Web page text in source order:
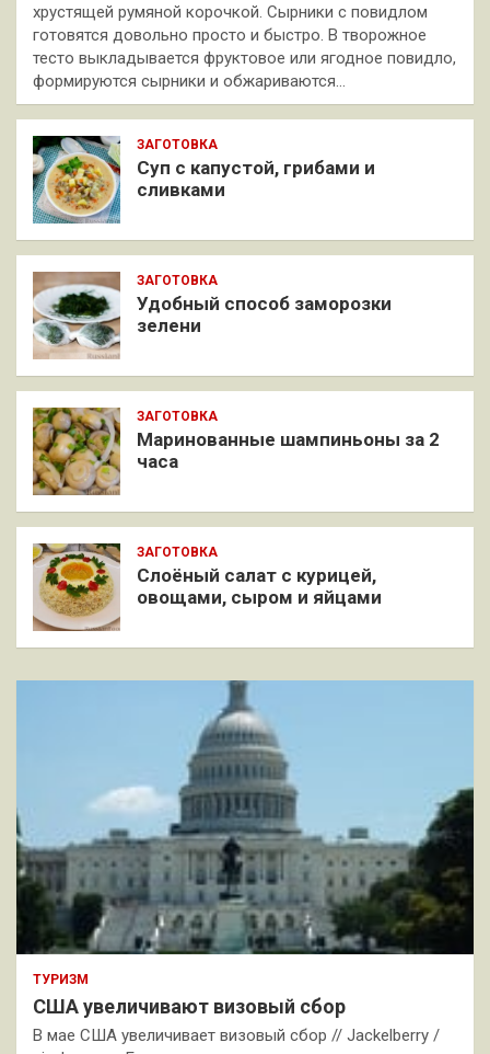
хрустящей румяной корочкой. Сырники с повидлом
готовятся довольно просто и быстро. В творожное
тесто выкладывается фруктовое или ягодное повидло,
формируются сырники и обжариваются…
ЗАГОТОВКА
Суп с капустой, грибами и
сливками
ЗАГОТОВКА
Удобный способ заморозки
зелени
ЗАГОТОВКА
Маринованные шампиньоны за 2
часа
ЗАГОТОВКА
Слоёный салат с курицей,
овощами, сыром и яйцами
ТУРИЗМ
США увеличивают визовый сбор
В мае США увеличивает визовый сбор // Jackelberry /